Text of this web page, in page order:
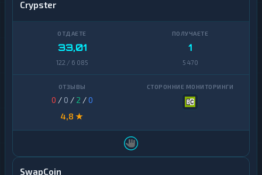
Crypster
33,01
122 / 6 085
1
5 470
0 / 0 / 2 /0
4,8 ★
SwapCoin